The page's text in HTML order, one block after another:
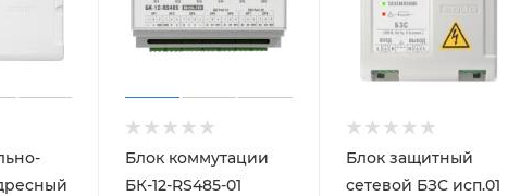
Блок коммутации
БК-12-RS485-01
Блок защитный
сетевой БЗС исп.01